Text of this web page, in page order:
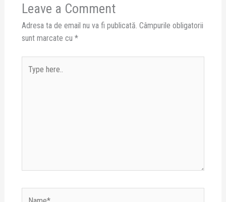
Leave a Comment
Adresa ta de email nu va fi publicată. Câmpurile obligatorii
sunt marcate cu *
here..